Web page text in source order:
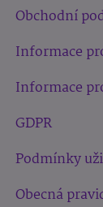
Obchodní
Informace
Informace
GDPR
Podmínky
Obecná